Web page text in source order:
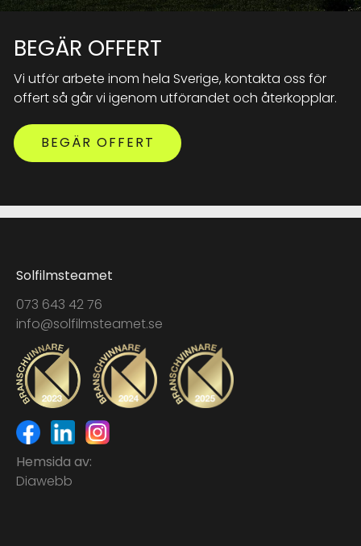
BEGÄR OFFERT
Vi utför arbete inom hela Sverige, kontakta oss för
offert så går vi igenom utförandet och återkopplar.
BEGÄR OFFERT
Solfilmsteamet
073 643 42 76
info@solfilmsteamet.se
Hemsida av:
Diawebb